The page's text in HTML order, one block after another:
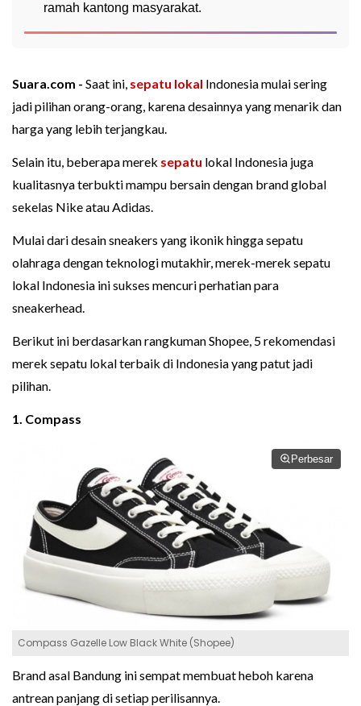
ramah kantong masyarakat.
Suara.com - Saat ini, sepatu lokal Indonesia mulai sering
jadi pilihan orang-orang, karena desainnya yang menarik dan
harga yang lebih terjangkau.
Selain itu, beberapa merek sepatu lokal Indonesia juga
kualitasnya terbukti mampu bersain dengan brand global
sekelas Nike atau Adidas.
Mulai dari desain sneakers yang ikonik hingga sepatu
olahraga dengan teknologi mutakhir, merek-merek sepatu
lokal Indonesia ini sukses mencuri perhatian para
sneakerhead.
Berikut ini berdasarkan rangkuman Shopee, 5 rekomendasi
merek sepatu lokal terbaik di Indonesia yang patut jadi
pilihan.
1. Compass
Perbesar
Compass Gazelle Low Black White (Shopee)
Brand asal Bandung ini sempat membuat heboh karena
antrean panjang di setiap perilisannya.